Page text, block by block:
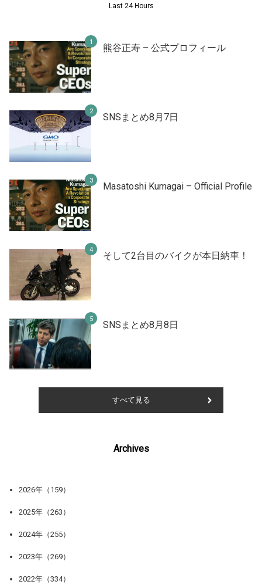
Last 24 Hours
熊谷正寿 – 公式プロフィール
SNSまとめ8月7日
Masatoshi Kumagai – Official Profile
そして2台目のバイクが本日納車！
SNSまとめ8月8日
すべて見る
Archives
2026年（159）
2025年（263）
2024年（255）
2023年（269）
2022年（334）